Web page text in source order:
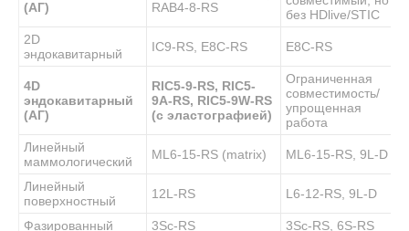
(АГ)
RAB4-8-RS
без HDlive/STIC
2D
эндокавитарный
IC9-RS, E8C-RS E8C-RS
4D
эндокавитарный
(АГ)
RIC5-9-RS, RIC5-
9A-RS, RIC5-9W-RS
(с эластографией)
Ограниченная
совместимость/
упрощенная
работа
Линейный
маммологический
ML6-15-RS (matrix) ML6-15-RS, 9L-D
Линейный
поверхностный
12L-RS L6-12-RS, 9L-D
Фазированный
3Sc-RS
3Sc-RS, 6S-RS